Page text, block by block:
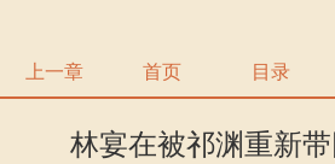
上一章 首页 目录
林宴在被祁渊重新带